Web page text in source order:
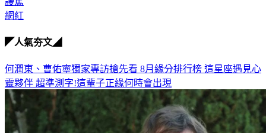
網紅
◤人氣夯文◢
何潤東、曹佑寧獨家專訪搶先看 8月緣分排行榜 這星座遇見心
靈夥伴 超準測字!這輩子正緣何時會出現